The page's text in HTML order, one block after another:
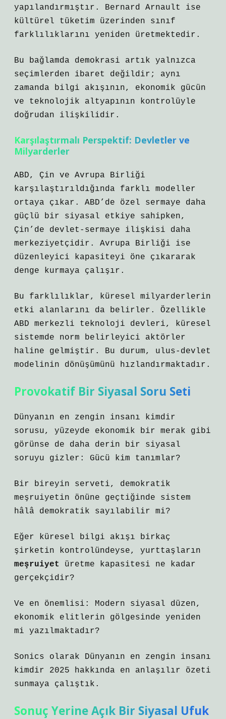
yapılandırmıştır. Bernard Arnault ise
kültürel tüketim üzerinden sınıf
farklılıklarını yeniden üretmektedir.
Bu bağlamda demokrasi artık yalnızca
seçimlerden ibaret değildir; aynı
zamanda bilgi akışının, ekonomik gücün
ve teknolojik altyapının kontrolüyle
doğrudan ilişkilidir.
Karşılaştırmalı Perspektif: Devletler ve
Milyarderler
ABD, Çin ve Avrupa Birliği
karşılaştırıldığında farklı modeller
ortaya çıkar. ABD’de özel sermaye daha
güçlü bir siyasal etkiye sahipken,
Çin’de devlet-sermaye ilişkisi daha
merkeziyetçidir. Avrupa Birliği ise
düzenleyici kapasiteyi öne çıkararak
denge kurmaya çalışır.
Bu farklılıklar, küresel milyarderlerin
etki alanlarını da belirler. Özellikle
ABD merkezli teknoloji devleri, küresel
sistemde norm belirleyici aktörler
haline gelmiştir. Bu durum, ulus-devlet
modelinin dönüşümünü hızlandırmaktadır.
Provokatif Bir Siyasal Soru Seti
Dünyanın en zengin insanı kimdir
sorusu, yüzeyde ekonomik bir merak gibi
görünse de daha derin bir siyasal
soruyu gizler: Gücü kim tanımlar?
Bir bireyin serveti, demokratik
meşruiyetin önüne geçtiğinde sistem
hâlâ demokratik sayılabilir mi?
Eğer küresel bilgi akışı birkaç
şirketin kontrolündeyse, yurttaşların
meşruiyet
üretme kapasitesi ne kadar
gerçekçidir?
Ve en önemlisi: Modern siyasal düzen,
ekonomik elitlerin gölgesinde yeniden
mi yazılmaktadır?
Sonics olarak Dünyanın en zengin insanı
kimdir 2025 hakkında en anlaşılır özeti
sunmaya çalıştık.
Sonuç Yerine Açık Bir Siyasal Ufuk